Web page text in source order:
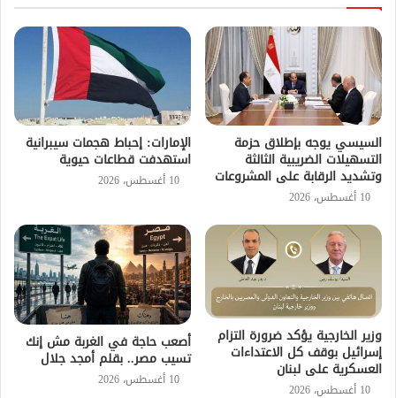
السيسي يوجه بإطلاق حزمة
التسهيلات الضريبية الثالثة
وتشديد الرقابة على المشروعات
10 أغسطس، 2026
الإمارات: إحباط هجمات سيبرانية
استهدفت قطاعات حيوية
10 أغسطس، 2026
وزير الخارجية يؤكد ضرورة التزام
إسرائيل بوقف كل الاعتداءات
العسكرية على لبنان
10 أغسطس، 2026
أصعب حاجة في الغربة مش إنك
تسيب مصر.. بقلم أمجد جلال
10 أغسطس، 2026